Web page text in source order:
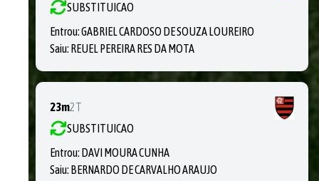
SUBSTITUICAO
Entrou:GABRIEL CARDOSO DE SOUZA LOUREIRO
Saiu: REUEL PEREIRA RES DA MOTA
23m2T
SUBSTITUICAO
Entrou: DAVI MOURA CUNHA
Saiu: BERNARDO DE CARVALHO ARAUJO